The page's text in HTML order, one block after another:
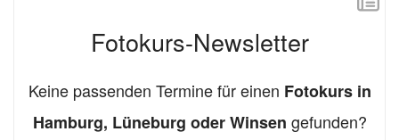
Fotokurs-Newsletter
Keine passenden Termine für einen Fotokurs in
Hamburg, Lüneburg oder Winsen gefunden?